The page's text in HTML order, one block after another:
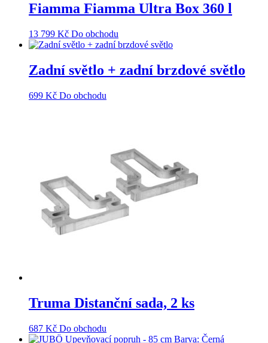
Fiamma Fiamma Ultra Box 360 l
13 799 Kč Do obchodu
Zadní světlo + zadní brzdové světlo
699 Kč Do obchodu
Truma Distanční sada, 2 ks
687 Kč Do obchodu